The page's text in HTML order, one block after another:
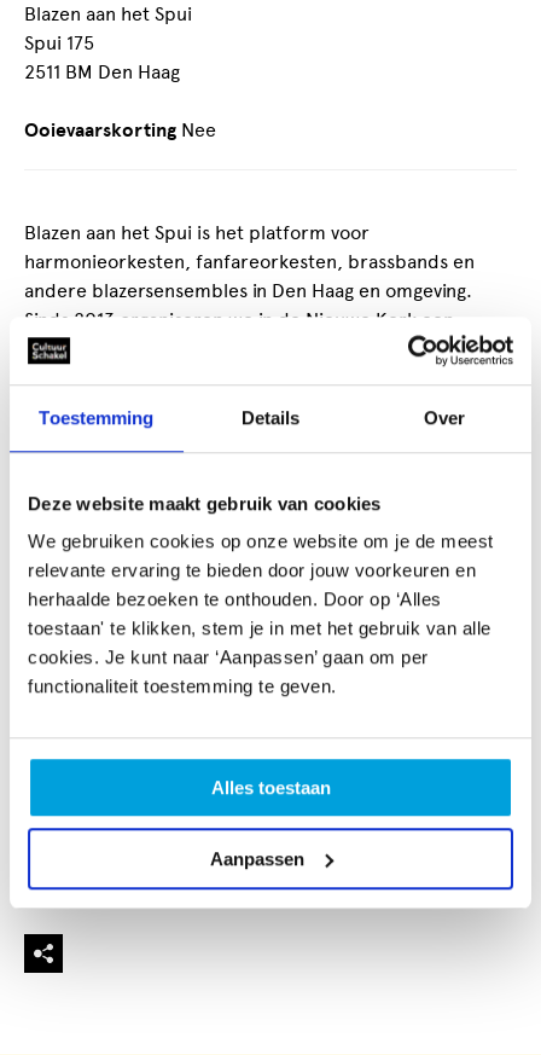
Toestemming Details Over
Deze website maakt gebruik van cookies
We gebruiken cookies op onze website om je de meest
relevante ervaring te bieden door jouw voorkeuren en
herhaalde bezoeken te onthouden. Door op ‘Alles
toestaan' te klikken, stem je in met het gebruik van alle
cookies. Je kunt naar ‘Aanpassen’ gaan om per
functionaliteit toestemming te geven.
Alles toestaan
Aanpassen
Blazen aan het Spui is het platform voor
harmonieorkesten, fanfareorkesten, brassbands en
andere blazersensembles in Den Haag en omgeving.
Sinds 2013 organiseren we in de Nieuwe Kerk een
concertserie en in 2018 vond het eerste Festival Blazen
Blazen aan het Spui is een activiteit van stichting
Buccina. In de programmering van Blazen aan het Spui
landen wordt in verenigingsverband door zoveel
amateurmusici op zo’n hoog niveau gemusiceerd.
Harmonieorkesten, fanfareorkesten en brassbands
vormen een belangrijke schakel in het muziekonderwijs.
Binnen de orkesten wordt de blazerscultuur van
generatie op generatie doorgegeven, jong en oud
komen in aanraking met zowel nieuwe muziek als
blazersensembles en militaire orkesten een podium in
workshops voor amateurmusici en is Blazen aan het Spui
betrokken bij verschillende initiatieven waar blazers in
de schijnwerpers staan.
Blazen aan het Spui
Spui 175
2511 BM Den Haag
Ooievaarskorting Nee